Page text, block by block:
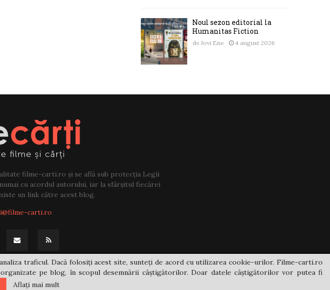
Noul sezon editorial la
Humanitas Fiction
de Jovi Ene 4 august 2026
filme-carti.ro și se află sub protecția Legii
cu acordul autorului, iar la sfârșitul fiecărei
un link către acest blog.
carti.ro
carti.ro
traficul. Dacă folosiți acest site, sunteți de acord cu utilizarea cookie-urilor. Filme-carti.ro
pe blog, în scopul desemnării câștigătorilor. Doar datele câștigătorilor vor putea fi
Aflați mai mult